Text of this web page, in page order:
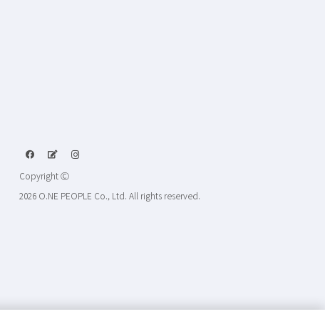
Copyright Ⓒ
2026 O.NE PEOPLE Co., Ltd. All rights reserved.